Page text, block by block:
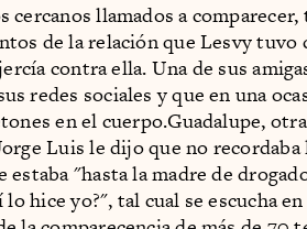
cercanos llamados a
de la relación que Lesvy tuvo
contra ella. Una de sus
redes sociales y que en una
en el cuerpo.Guadalupe,
Luis le dijo que no
estaba "hasta la madre de
hice yo?", tal cual se escucha